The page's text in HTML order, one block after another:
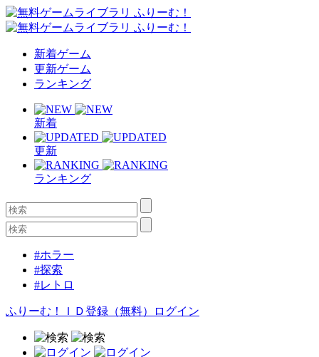
新着ゲーム
更新ゲーム
ランキング
新着
更新
ランキング
#ホラー
#探索
#レトロ
ふりーむ！ＩＤ登録（無料） ログイン